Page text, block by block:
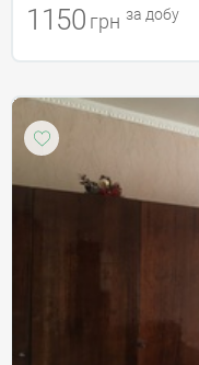
1150 грн за добу